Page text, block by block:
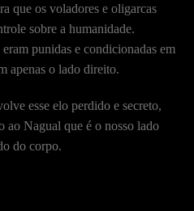
que os voladores e oligarcas
sobre a humanidade.
punidas e condicionadas em
apenas o lado direito.
esse elo perdido e secreto,
ao Nagual que é o nosso lado
do corpo.